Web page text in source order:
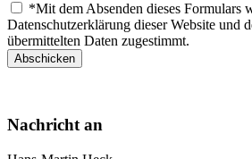
*Mit dem Absenden dieses Formulars
Datenschutzerklärung dieser Website und
übermittelten Daten zugestimmt.
Abschicken
Nachricht an